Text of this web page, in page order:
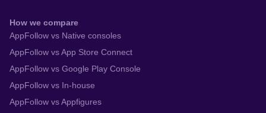
How we compare
AppFollow vs Native consoles
AppFollow vs App Store Connect
AppFollow vs Google Play Console
AppFollow vs In-house
AppFollow vs Appfigures